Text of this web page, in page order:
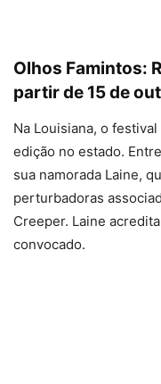
Olhos Famintos:
partir de 15 de
Na Louisiana, o
edição no estado.
sua namorada Laine,
perturbadoras
Creeper. Laine
convocado.